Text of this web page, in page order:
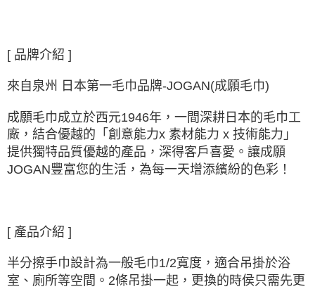
[ 品牌介紹 ]
來自泉州 日本第一毛巾品牌-JOGAN(成願毛巾)
成願毛巾成立於西元1946年，一間深耕日本的毛巾工
廠，結合優越的「創意能力x 素材能力 x 技術能力」
提供獨特品質優越的產品，深得客戶喜愛。讓成願
JOGAN豐富您的生活，為每一天增添繽紛的色彩！
[ 產品介紹 ]
半分擦手巾設計為一般毛巾1/2寬度，適合吊掛於浴
室、廁所等空間。2條吊掛一起，更換的時侯只需先更